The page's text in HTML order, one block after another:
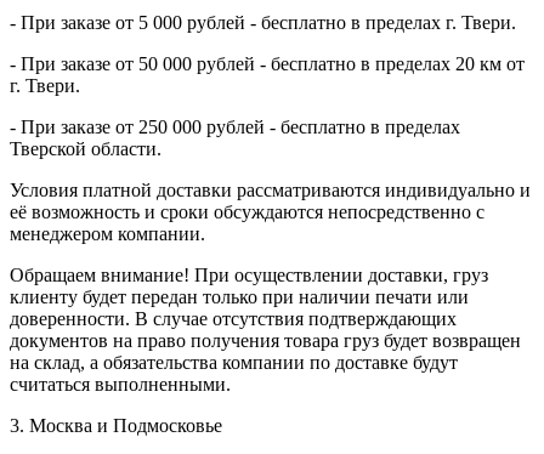
- При заказе от 5 000 рублей - бесплатно в пределах г. Твери.
- При заказе от 50 000 рублей - бесплатно в пределах 20 км от
г. Твери.
- При заказе от 250 000 рублей - бесплатно в пределах
Тверской области.
Условия платной доставки рассматриваются индивидуально и
её возможность и сроки обсуждаются непосредственно с
менеджером компании.
Обращаем внимание! При осуществлении доставки, груз
клиенту будет передан только при наличии печати или
доверенности. В случае отсутствия подтверждающих
документов на право получения товара груз будет возвращен
на склад, а обязательства компании по доставке будут
считаться выполненными.
3. Москва и Подмосковье